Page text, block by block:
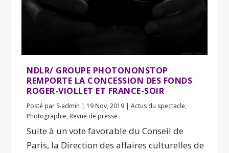
NDLR/ GROUPE PHOTONONSTOP
REMPORTE LA CONCESSION DES FONDS
ROGER-VIOLLET ET FRANCE-SOIR
Posté par S-admin | 19 Nov, 2019 |Actus du spectacle,
Photographie, Revue de presse
Suite à un vote favorable du Conseil de
Paris, la Direction des affaires culturelles de